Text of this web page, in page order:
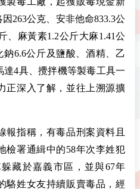
263公克、安非他命833.3公
、麻黃素1.2公斤大麻1.41公
鈉6.6公斤及鹽酸、酒精、乙
4具、攪拌機等製毒工具一
正深入了解，並往上溯源擴
報指稱，有毒品刑案資料且
檢署通緝中的58年次李姓犯
藏於嘉義市區，並與67年
駱姓女友持續販賣毒品，經